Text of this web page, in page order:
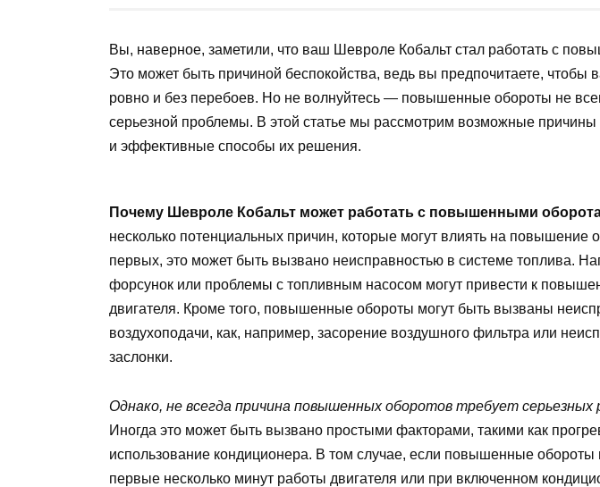
Вы, наверное, заметили, что ваш Шевроле Кобальт стал работать с
Это может быть причиной беспокойства, ведь вы предпочитаете, чтобы
ровно и без перебоев. Но не волнуйтесь — повышенные обороты не
серьезной проблемы. В этой статье мы рассмотрим возможные
и эффективные способы их решения.
Почему Шевроле Кобальт может работать с повышенными
несколько потенциальных причин, которые могут влиять на повышение
первых, это может быть вызвано неисправностью в системе топлива.
форсунок или проблемы с топливным насосом могут привести к
двигателя. Кроме того, повышенные обороты могут быть вызваны
воздухоподачи, как, например, засорение воздушного фильтра или
заслонки.
Однако, не всегда причина повышенных оборотов требует
Иногда это может быть вызвано простыми факторами, такими как
использование кондиционера. В том случае, если повышенные обороты
первые несколько минут работы двигателя или при включенном